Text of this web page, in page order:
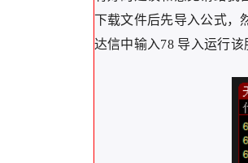
下载文件后先导入公式，
达信中输入78 导入运行